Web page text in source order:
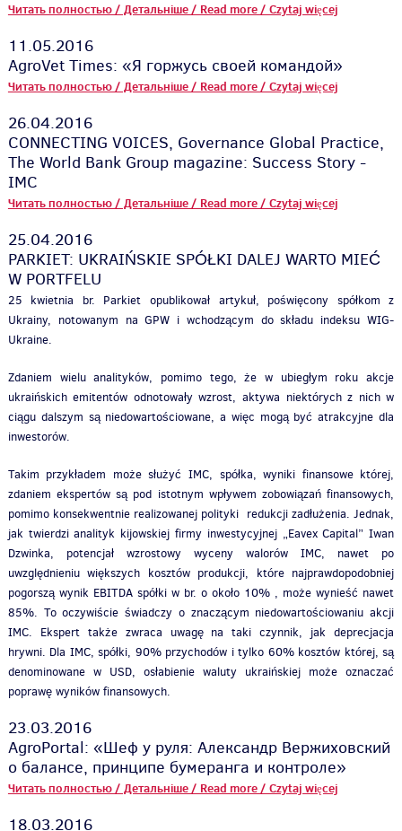
Читать полностью / Детальніше / Read more / Czytaj więcej
11.05.2016
AgroVet Times: «Я горжусь своей командой»
Читать полностью / Детальніше / Read more / Czytaj więcej
26.04.2016
CONNECTING VOICES, Governance Global Practice,
The World Bank Group magazine: Success Story -
IMC
Читать полностью / Детальніше / Read more / Czytaj więcej
25.04.2016
PARKIET: UKRAIŃSKIE SPÓŁKI DALEJ WARTO MIEĆ
W PORTFELU
25 kwietnia br. Parkiet opublikował artykuł, poświęcony spółkom z
Ukrainy, notowanym na GPW i wchodzącym do składu indeksu WIG-
Ukraine.
Zdaniem wielu analityków, pomimo tego, że w ubiegłym roku akcje
ukraińskich emitentów odnotowały wzrost, aktywa niektórych z nich w
ciągu dalszym są niedowartościowane, a więc mogą być atrakcyjne dla
inwestorów.
Takim przykładem może służyć IMC, spółka, wyniki finansowe której,
zdaniem ekspertów są pod istotnym wpływem zobowiązań finansowych,
pomimo konsekwentnie realizowanej polityki redukcji zadłużenia. Jednak,
jak twierdzi analityk kijowskiej firmy inwestycyjnej „Eavex Capital” Iwan
Dzwinka, potencjał wzrostowy wyceny walorów IMC, nawet po
uwzględnieniu większych kosztów produkcji, które najprawdopodobniej
pogorszą wynik EBITDA spółki w br. o około 10% , może wynieść nawet
85%. To oczywiście świadczy o znaczącym niedowartościowaniu akcji
IMC. Ekspert także zwraca uwagę na taki czynnik, jak deprecjacja
hrywni. Dla IMC, spółki, 90% przychodów i tylko 60% kosztów której, są
denominowane w USD, osłabienie waluty ukraińskiej może oznaczać
poprawę wyników finansowych.
23.03.2016
AgroPortal: «Шеф у руля: Александр Вержиховский
о балансе, принципе бумеранга и контроле»
Читать полностью / Детальніше / Read more / Czytaj więcej
18.03.2016